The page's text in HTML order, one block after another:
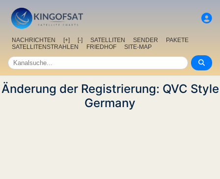
NACHRICHTEN [+] [-] SATELLITEN SENDER
PAKETE
SATELLITENSTRAHLEN
FRIEDHOF SITE-MAP
Änderung der Registrierung: QVC Style
Germany